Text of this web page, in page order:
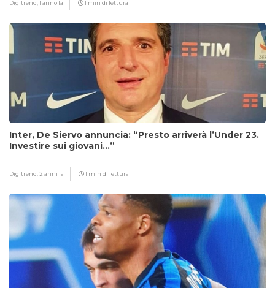
Digitrend,1 anno fa 1 min di lettura
Inter, De Siervo annuncia: “Presto arriverà l’Under 23.
Investire sui giovani…”
Digitrend, 2 anni fa 1 min di lettura